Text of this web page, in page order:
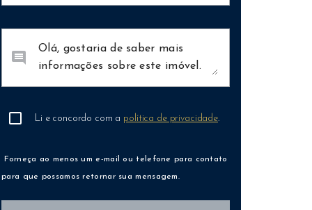
comment
Li e concordo com a política de privacidade.
Forneça ao menos um e-mail ou telefone para contato
para que possamos retornar sua mensagem.